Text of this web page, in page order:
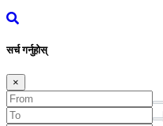
सर्च गर्नुहोस्
×